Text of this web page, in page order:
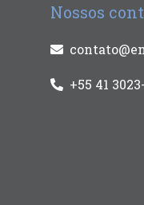
Nossos
+55 41